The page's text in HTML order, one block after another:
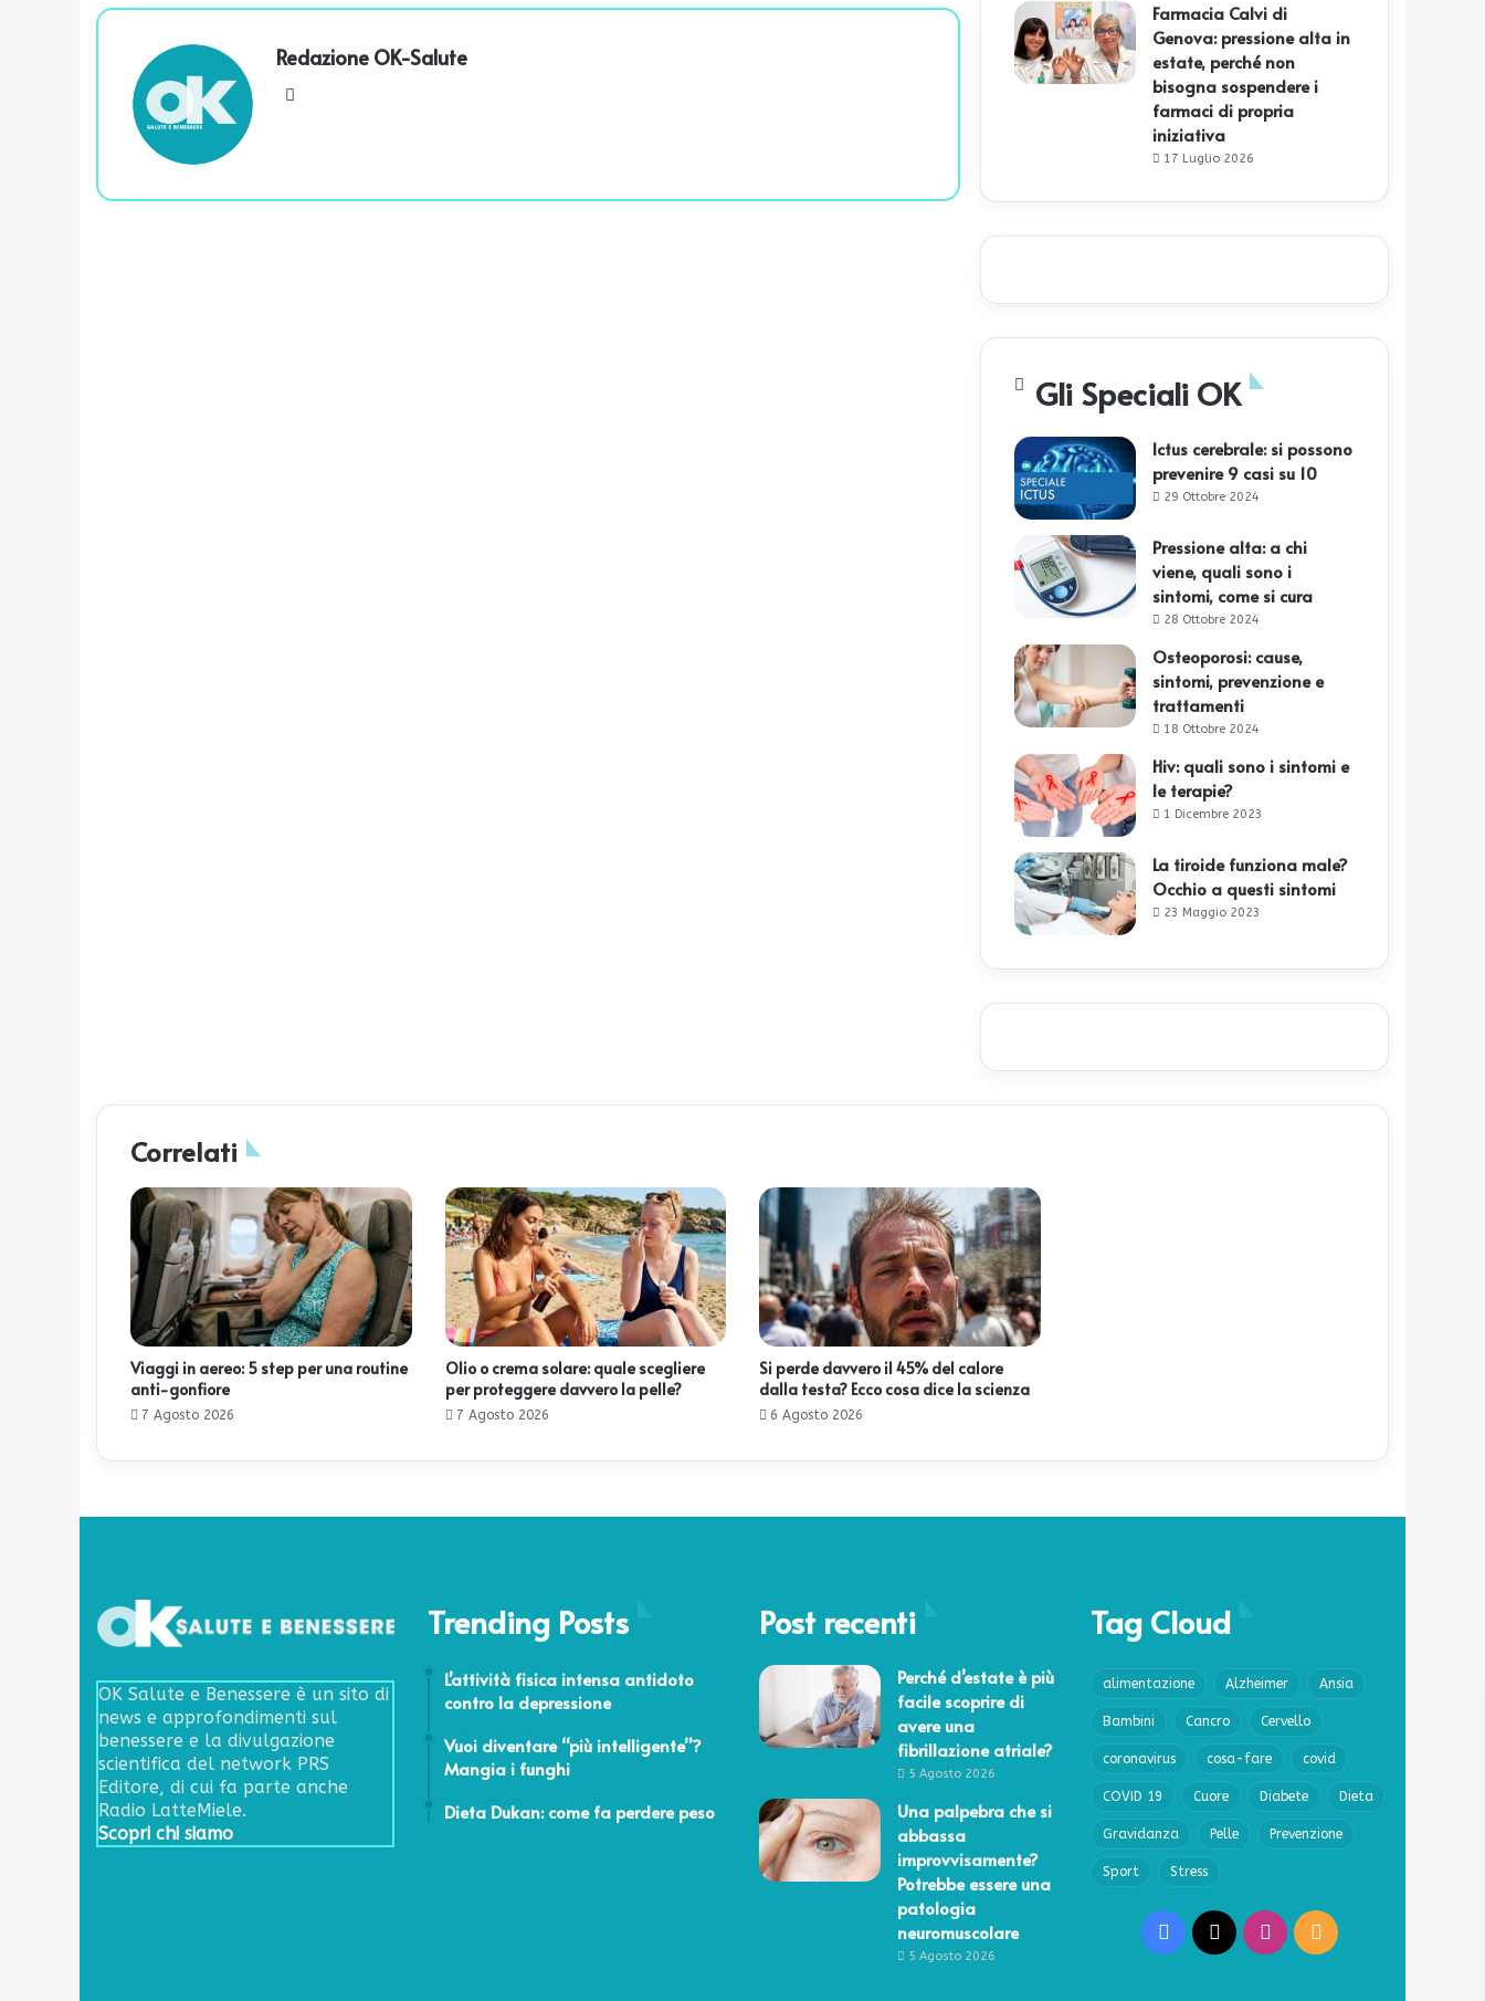
Redazione OK-Salute
Farmacia Calvi di
Genova: pressione alta in
estate, perché non
bisogna sospendere i
farmaci di propria
iniziativa
17 Luglio 2026
Gli Speciali OK
Ictus cerebrale: si possono
prevenire 9 casi su 10
29 Ottobre 2024
Pressione alta: a chi
viene, quali sono i
sintomi, come si cura
28 Ottobre 2024
Osteoporosi: cause,
sintomi, prevenzione e
trattamenti
18 Ottobre 2024
Hiv: quali sono i sintomi e
le terapie?
1 Dicembre 2023
La tiroide funziona male?
Occhio a questi sintomi
23 Maggio 2023
Correlati
Viaggi in aereo: 5 step per una routine
anti-gonfiore
7 Agosto 2026
Olio o crema solare: quale scegliere
per proteggere davvero la pelle?
7 Agosto 2026
Si perde davvero il 45% del calore
dalla testa? Ecco cosa dice la scienza
6 Agosto 2026
OK Salute e Benessere è un sito di
news e approfondimenti sul
benessere e la divulgazione
scientifica del network PRS
Editore, di cui fa parte anche
Radio LatteMiele.
Scopri chi siamo
Trending Posts
L’attività fisica intensa antidoto
contro la depressione
Vuoi diventare “più intelligente”?
Mangia i funghi
Dieta Dukan: come fa perdere peso
Post recenti
Perché d’estate è più
facile scoprire di
avere una
fibrillazione atriale?
5 Agosto 2026
Una palpebra che si
abbassa
improvvisamente?
Potrebbe essere una
patologia
neuromuscolare
5 Agosto 2026
Tag Cloud
alimentazione Alzheimer Ansia
Bambini Cancro Cervello
coronavirus cosa-fare covid
COVID 19 Cuore Diabete Dieta
Gravidanza Pelle Prevenzione
Sport Stress
Facebook Instagram
RSS